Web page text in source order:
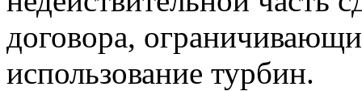
договора,
использование турбин.